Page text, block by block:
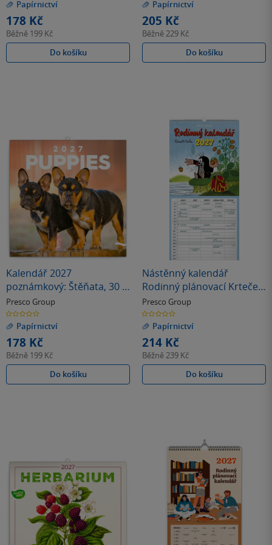
5
hvězdiček
Papírnictví
178 Kč
Běžně 199 Kč
Do košíku
5
hvězdiček
Papírnictví
205 Kč
Běžně229 Kč
Do košíku
Kalendář 2027
poznámkový: Štěňata, 30 x
30 cm
Presco Group
0.0
z
5
hvězdiček
Papírnictví
178 Kč
Běžně 199 Kč
Do košíku
Nástěnný kalendář
Rodinný plánovací Krteček
2027, 21 x 42 cm
Presco Group
0.0
z
5
hvězdiček
Papírnictví
214 Kč
Běžně239 Kč
Do košíku